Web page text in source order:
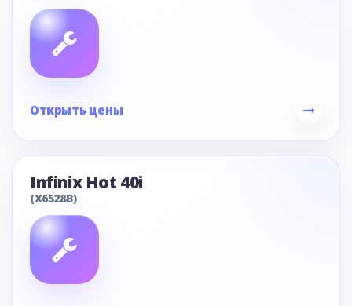
Открыть цены
Infinix Hot 40i
(X6528B)